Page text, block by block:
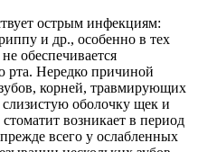
острым инфекциям:
и др., особенно в тех
обеспечивается
рта. Нередко причиной
корней, травмирующих
оболочку щек и
возникает в период
всего у ослабленных